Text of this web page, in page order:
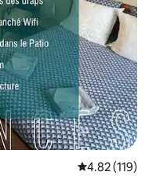
औसत रेटिंग 5 में से
4.82 (119)